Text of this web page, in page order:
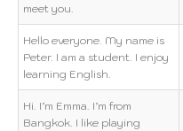
meet you.
Hello everyone. My name is
Peter. I am a student. I enjoy
learning English.
Hi. I’m Emma. I’m from
Bangkok. I like playing